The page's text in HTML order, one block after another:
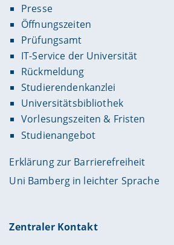
Presse
Öffnungszeiten
Prüfungsamt
IT-Service der Universität
Rückmeldung
Studierendenkanzlei
Universitätsbibliothek
Vorlesungszeiten & Fristen
Studienangebot
Erklärung zur Barrierefreiheit
Uni Bamberg in leichter Sprache
Zentraler Kontakt